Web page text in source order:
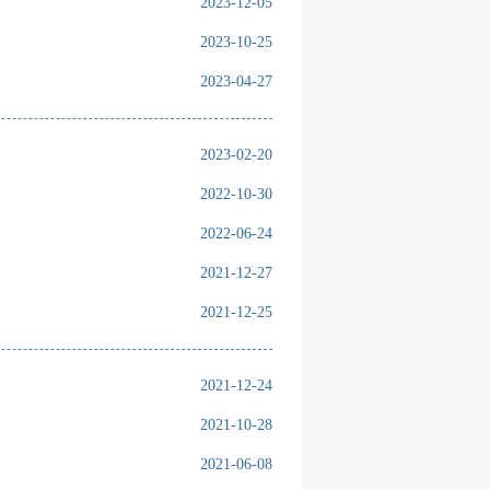
2023-10-25
2023-04-27
2023-02-20
2022-10-30
2022-06-24
2021-12-27
2021-12-25
2021-12-24
2021-10-28
2021-06-08